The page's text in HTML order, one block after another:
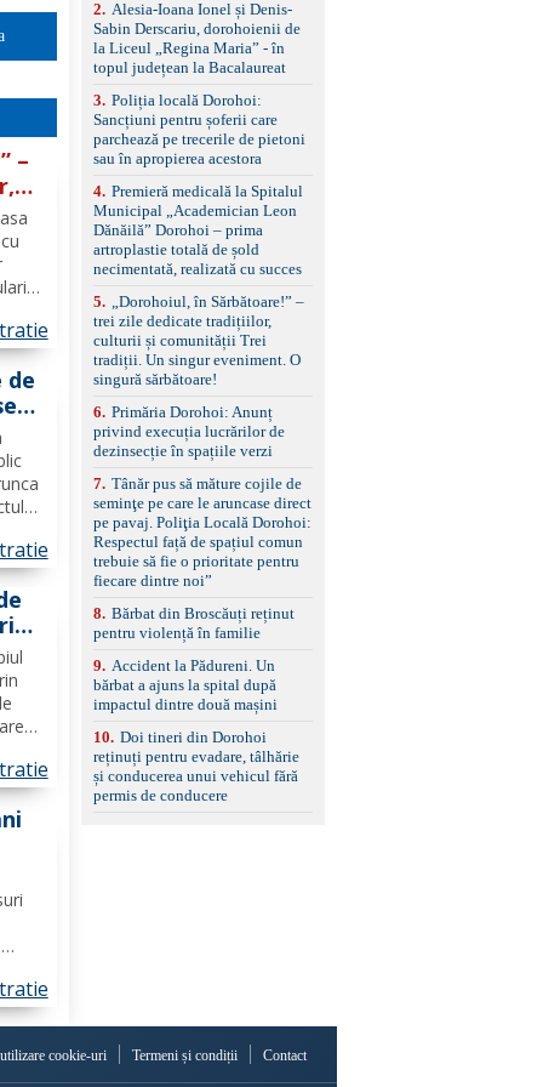
–
de
o
și
nu
schimbare bandă și
menținere bandă Faruri
bi-xenon adaptive cu
asistent fază lungă
automată , lumini de zi
LED, proiectoare ceață
LED, spălătoare faruri
față/spate, cameră
marșarier Keyless entry
& start, geamuri electrice
față/spate, oglinzi
electrice, încălzite și
rabatabile Sistem hands-
free, Bluetooth, USB
Sistem start/stop, frână
de parcare electrică,
anvelope vară runflat
filtru de particule,
standard Euro 6 Trapă
panoramică, geamuri
remorcare Bonus: -
Covorașe textile montate
pe mașină. -Ofer și un
set de covorașe din
cauciuc/pvc. -Se vinde
împreună cu un set de
anvelope de iarnă.
2. Alesia-Ioana Ionel și Denis-
Sabin Derscariu, dorohoienii de
la Liceul „Regina Maria” - în
topul județean la Bacalaureat
3. Poliția locală Dorohoi:
Sancțiuni pentru șoferii care
parchează pe trecerile de pietoni
sau în apropierea acestora
4. Premieră medicală la Spitalul
Municipal „Academician Leon
Dănăilă” Dorohoi – prima
artroplastie totală de șold
necimentată, realizată cu succes
5.
„Dorohoiul, în Sărbătoare!” –
trei zile dedicate tradițiilor,
culturii și comunității Trei
tradiții. Un singur eveniment. O
singură sărbătoare!
6. Primăria Dorohoi: Anunț
privind execuția lucrărilor de
dezinsecție în spațiile verzi
7. Tânăr pus să măture cojile de
seminţe pe care le aruncase direct
pe pavaj. Poliţia Locală Dorohoi:
Respectul față de spațiul comun
trebuie să fie o prioritate pentru
fiecare dintre noi”
8. Bărbat din Broscăuți reținut
pentru violență în familie
9. Accident la Pădureni. Un
bărbat a ajuns la spital după
impactul dintre două mașini
10. Doi tineri din Dorohoi
reținuți pentru evadare, tâlhărie
și conducerea unui vehicul fără
permis de conducere
cookie-uri Termeni și condiții Contact